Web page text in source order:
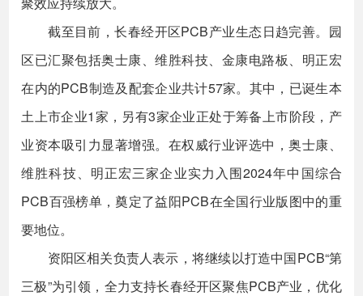
截至目前，长春经开区PCB产业生态日趋完善。园
区已汇聚包括奥士康、维胜科技、金康电路板、明正宏
在内的PCB制造及配套企业共计57家。其中，已诞生本
土上市企业1家，另有3家企业正处于筹备上市阶段，产
业资本吸引力显著增强。在权威行业评选中，奥士康、
维胜科技、明正宏三家企业实力入围2024年中国综合
PCB百强榜单，奠定了益阳PCB在全国行业版图中的重
要地位。
资阳区相关负责人表示，将继续以打造中国PCB“第
三极”为引领，全力支持长春经开区聚焦PCB产业，优化